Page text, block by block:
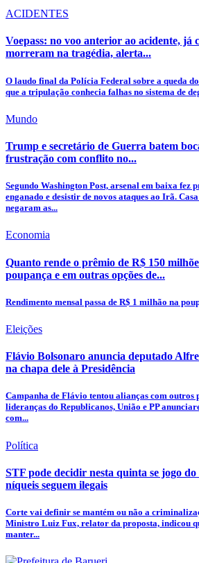
ACIDENTES
Voepass: no voo anterior ao acidente, já
morreram na tragédia, alerta...
O laudo final da Polícia Federal sobre a queda
que a tripulação conhecia falhas no sistema de
Mundo
Trump e secretário de Guerra batem
frustração com conflito no...
Segundo Washington Post, arsenal em baixa fez
enganado e desistir de novos ataques ao Irã.
negaram as...
Economia
Quanto rende o prêmio de R$ 150
poupança e em outras opções de...
Rendimento mensal passa de R$ 1 milhão na
Eleições
Flávio Bolsonaro anuncia deputado
na chapa dele à Presidência
Campanha de Flávio tentou alianças com outros
lideranças do Republicanos, União e PP
com...
Política
STF pode decidir nesta quinta se jogo
níqueis seguem ilegais
Corte vai definir se mantém ou não a
Ministro Luiz Fux, relator da proposta, indicou
manter...